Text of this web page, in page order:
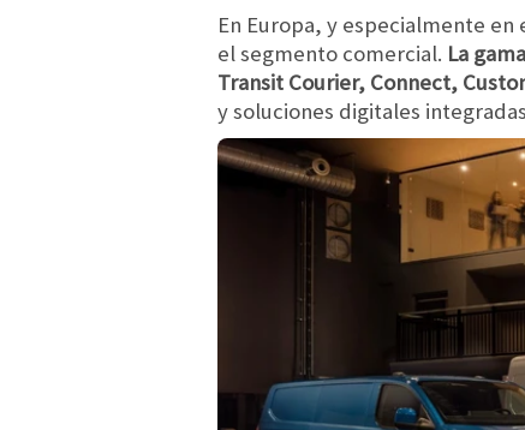
En Europa, y especialmente
el segmento comercial. La
Transit Courier, Connect,
y soluciones digitales